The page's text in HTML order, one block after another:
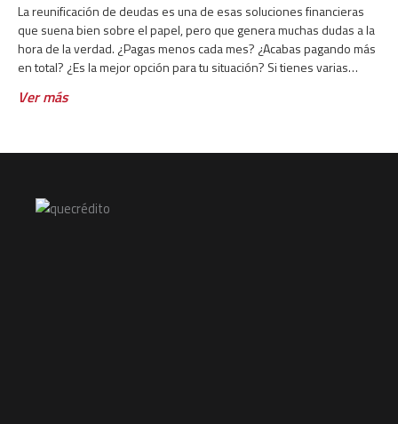
La reunificación de deudas es una de esas soluciones financieras
que suena bien sobre el papel, pero que genera muchas dudas a la
hora de la verdad. ¿Pagas menos cada mes? ¿Acabas pagando más
en total? ¿Es la mejor opción para tu situación? Si tienes varias
Ver más